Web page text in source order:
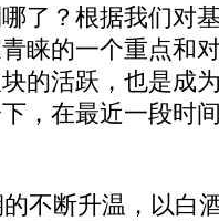
了？根据我们对
睐的一个重点和
的活跃，也是成
，在最近一段时
不断升温，以白